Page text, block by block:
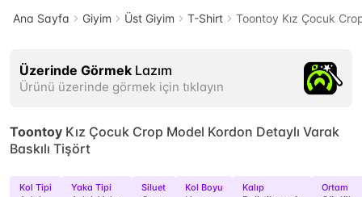
Ana Sayfa Giyim Üst Giyim T-Shirt Toontoy Kız Çocuk
Üzerinde Görmek Lazım
Ürünü üzerinde görmek için tıklayın
Toontoy Kız Çocuk Crop Model Kordon Detaylı Varak
Baskılı Tişört
Kol Tipi Yaka Tipi Siluet Kol Boyu Kalıp Ortam